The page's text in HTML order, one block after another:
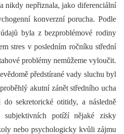
nikdy nepřiznala, jako diferenciální
konverzní porucha. Podle
byla z bezproblémové rodiny
stres v posledním ročníku střední
problémy nemůžeme vyloučit.
předstírané vady sluchu byl
akutní zánět středního ucha
sekretorické otitidy, a následně
potíží nějaké zisky
nebo psychologicky kvůli zájmu